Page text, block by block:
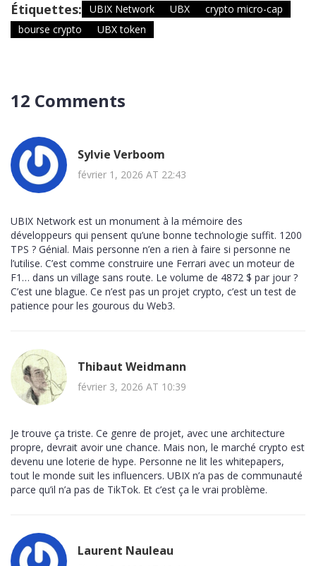
Étiquettes: UBIX Network UBX
crypto micro-cap
bourse crypto
UBX token
12 Comments
Sylvie Verboom
février 1, 2026 AT 22:43
UBIX Network est un monument à la mémoire des
développeurs qui pensent qu’une bonne technologie suffit. 1200
TPS ? Génial. Mais personne n’en a rien à faire si personne ne
l’utilise. C’est comme construire une Ferrari avec un moteur de
F1… dans un village sans route. Le volume de 4872 $ par jour ?
C’est une blague. Ce n’est pas un projet crypto, c’est un test de
patience pour les gourous du Web3.
Thibaut Weidmann
février 3, 2026 AT 10:39
Je trouve ça triste. Ce genre de projet, avec une architecture
propre, devrait avoir une chance. Mais non, le marché crypto est
devenu une loterie de hype. Personne ne lit les whitepapers,
tout le monde suit les influencers. UBIX n’a pas de communauté
parce qu’il n’a pas de TikTok. Et c’est ça le vrai problème.
Laurent Nauleau